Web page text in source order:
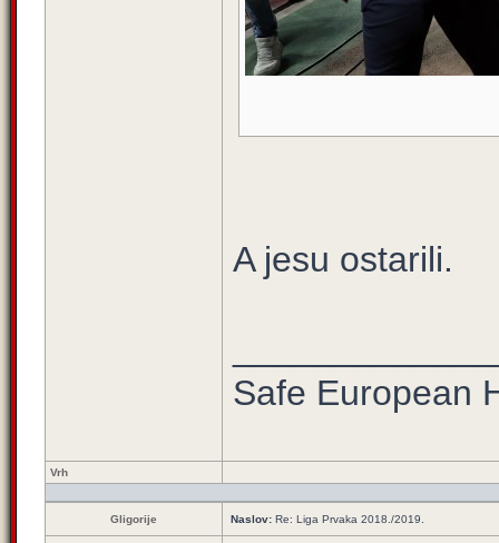
A jesu ostarili.
Safe European
Vrh
Gligorije Naslov: Re: Liga Prvaka 2018./2019.